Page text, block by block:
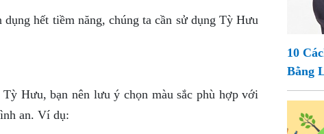
hết tiềm năng, chúng ta cần sử dụng Tỳ Hưu
Hưu, bạn nên lưu ý chọn màu sắc phù hợp với
an. Ví dụ:
10
Bằng